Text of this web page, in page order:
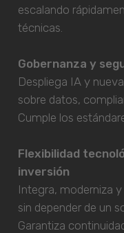
escalando
técnicas.
Gobernanza y
Despliega IA y
sobre datos,
Cumple los
Flexibilidad
inversión
Integra, moderniza
sin depender de un
Garantiza